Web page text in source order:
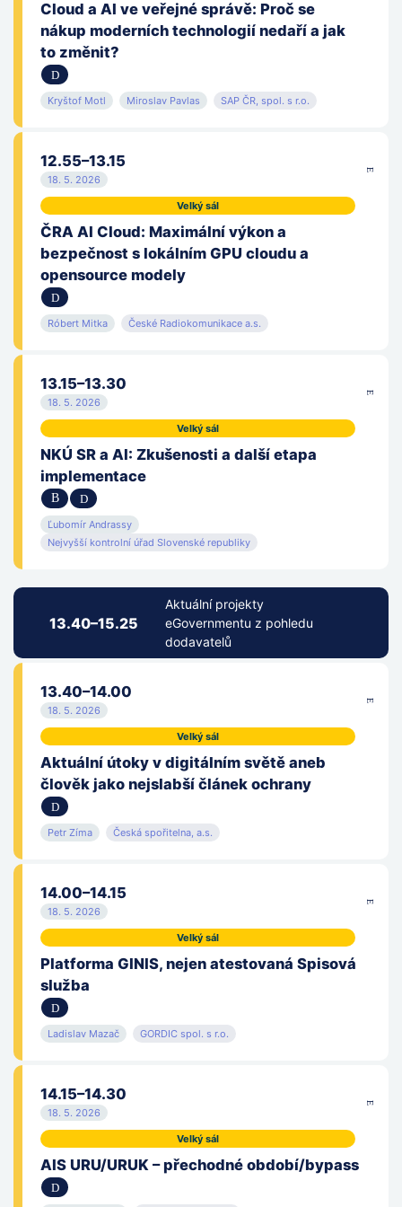
Komise Rady Asociace krajů ČR pro informatiku
Konference ISSS
Konica Minolta Business Solutions Czech
Krajský úřad Moravskoslezského kraje
Královéhradecká krajská centrála cestovního ruchu
Město Rudná
Městský úřad Litoměřice
Microsoft, s.r.o.
Ministerstvo dopravy
Ministerstvo práce a sociálních věcí
Ministerstvo průmyslu a obchodu
Ministerstvo vnitra
Národná rada Slovenské republiky
Národní archiv
Nejvyšší kontrolní úřad Slovenské republiky
NOIBIT s.r.o.
Object First Europe B.V.
Operátor ICT, a.s.
Policejní prezidium Policie ČR
Poslanecká sněmovna Parlamentu ČR
Cloud a AI ve veřejné správě: Proč se
nákup moderních technologií nedaří a jak
to změnit?
Kryštof Motl Miroslav Pavlas SAP ČR, spol. s r.o.
12.55–13.15
18. 5. 2026
Velký sál
ČRA AI Cloud: Maximální výkon a
bezpečnost s lokálním GPU cloudu a
opensource modely
Róbert Mitka České Radiokomunikace a.s.
13.15–13.30
18. 5. 2026
Velký sál
NKÚ SR a AI: Zkušenosti a další etapa
implementace
Ľubomír Andrassy
Nejvyšší kontrolní úřad Slovenské republiky
13.40–15.25
Aktuální projekty
eGovernmentu z pohledu
dodavatelů
13.40–14.00
18. 5. 2026
Velký sál
Aktuální útoky v digitálním světě aneb
člověk jako nejslabší článek ochrany
Petr Zíma Česká spořitelna, a.s.
14.00–14.15
18. 5. 2026
Velký sál
Platforma GINIS, nejen atestovaná Spisová
služba
Ladislav Mazač GORDIC spol. s r.o.
14.15–14.30
18. 5. 2026
Velký sál
AIS URU/URUK – přechodné období/bypass